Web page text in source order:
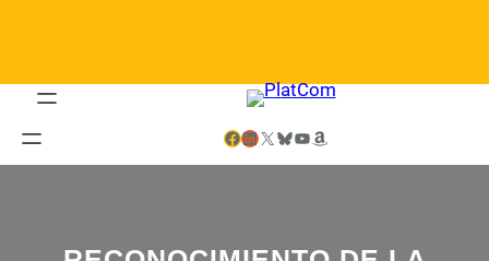
Facebook LinkedIn X Bluesky YouTube Amazon